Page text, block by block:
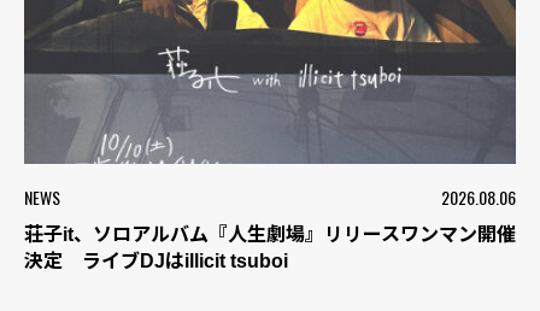
NEWS 2026.08.06
荘子it、ソロアルバム『人生劇場』リリースワンマン開催
決定 ライブDJはillicit tsuboi